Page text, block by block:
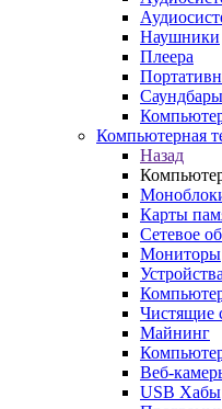
Наушники
Плеера
Саундбары
Компьютерная
Назад
Карты
Сетевое
Мониторы
Чистящие
Майнинг
Веб-
USB Хабы